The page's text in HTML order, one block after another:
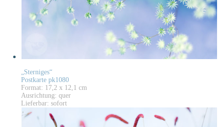
„Sterniges“
Postkarte pk1080
Format: 17,2 x 12,1 cm
Ausrichtung: quer
Lieferbar: sofort